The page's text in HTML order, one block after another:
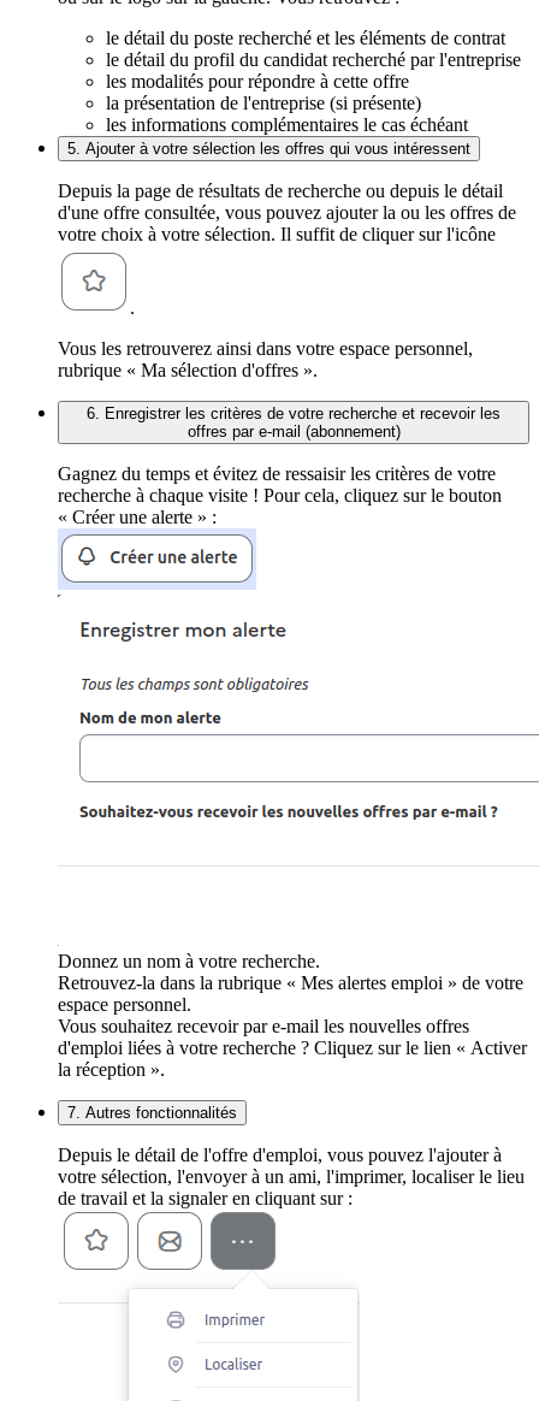
le détail du poste recherché et les éléments de contrat
le détail du profil du candidat recherché par l'entreprise
les modalités pour répondre à cette offre
la présentation de l'entreprise (si présente)
les informations complémentaires le cas échéant
5. Ajouter à votre sélection les offres qui vous intéressent
Depuis la page de résultats de recherche ou depuis le détail
d'une offre consultée, vous pouvez ajouter la ou les offres de
votre choix à votre sélection. Il suffit de cliquer sur l'icône
.
Vous les retrouverez ainsi dans votre espace personnel,
rubrique « Ma sélection d'offres ».
6. Enregistrer les critères de votre recherche et recevoir les
offres par e-mail (abonnement)
Gagnez du temps et évitez de ressaisir les critères de votre
recherche à chaque visite ! Pour cela, cliquez sur le bouton
« Créer une alerte » :
Donnez un nom à votre recherche.
Retrouvez-la dans la rubrique « Mes alertes emploi » de votre
espace personnel.
Vous souhaitez recevoir par e-mail les nouvelles offres
d'emploi liées à votre recherche ? Cliquez sur le lien « Activer
la réception ».
7. Autres fonctionnalités
Depuis le détail de l'offre d'emploi, vous pouvez l'ajouter à
votre sélection, l'envoyer à un ami, l'imprimer, localiser le lieu
de travail et la signaler en cliquant sur :